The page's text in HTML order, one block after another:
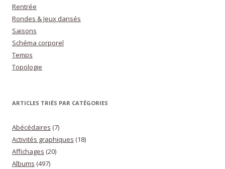
Rentrée
Rondes & Jeux dansés
Saisons
Schéma corporel
Temps
Topologie
ARTICLES TRIÉS PAR CATÉGORIES
Abécédaires (7)
Activités graphiques (18)
Affichages (20)
Albums (497)